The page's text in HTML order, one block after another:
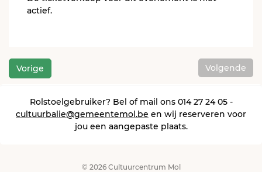
actief.
Vorige Volgende
Rolstoelgebruiker? Bel of mail ons 014 27 24 05 -
cultuurbalie@gemeentemol.be en wij reserveren voor
jou een aangepaste plaats.
© 2026 Cultuurcentrum Mol